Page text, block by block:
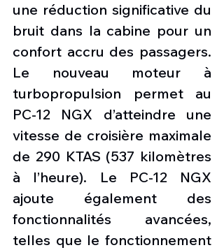
une réduction significative du
bruit dans la cabine pour un
confort accru des passagers.
Le nouveau moteur à
turbopropulsion permet au
PC-12 NGX d’atteindre une
vitesse de croisière maximale
de 290 KTAS (537 kilomètres
à l’heure). Le PC-12 NGX
ajoute également des
fonctionnalités avancées,
telles que le fonctionnement